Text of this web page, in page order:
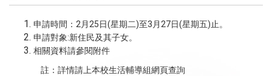
申請時間： 2月 25 日 (星期二)至3 月 27 日 (星期五)止。
申請對象:新住民及其子女。
相關資料請參閱附件
註：詳情請上本校生活輔導組網頁查詢